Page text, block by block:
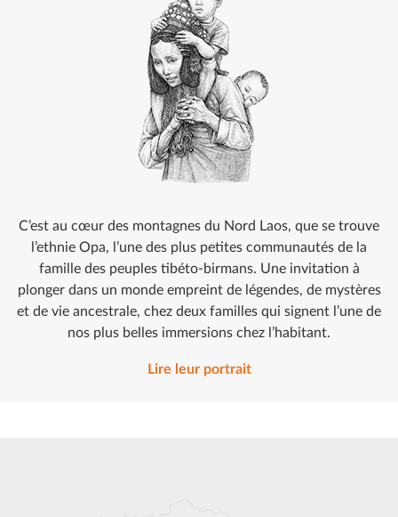
C’est au cœur des montagnes du Nord Laos, que se trouve
l’ethnie Opa, l’une des plus petites communautés de la
famille des peuples tibéto-birmans. Une invitation à
plonger dans un monde empreint de légendes, de mystères
et de vie ancestrale, chez deux familles qui signent l’une de
nos plus belles immersions chez l’habitant.
Lire leur portrait